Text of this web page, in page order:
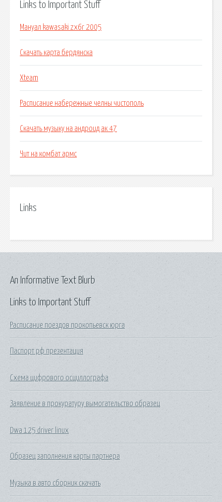
Links to Important Stuff
Мануал kawasaki zx6r 2005
Скачать карта бердянска
Xteam
Расписание набережные челны чистополь
Скачать музыку на андроид ак 47
Чит на комбат армс
Links
Links to Important Stuff
Расписание поездов прокопьевск юрга
Паспорт рф презентация
Схема цифрового осциллографа
Заявление в прокуратуру вымогательство образец
Dwa 125 driver linux
Образец заполнения карты партнера
Музыка в авто сборник скачать
An Informative Text Blurb